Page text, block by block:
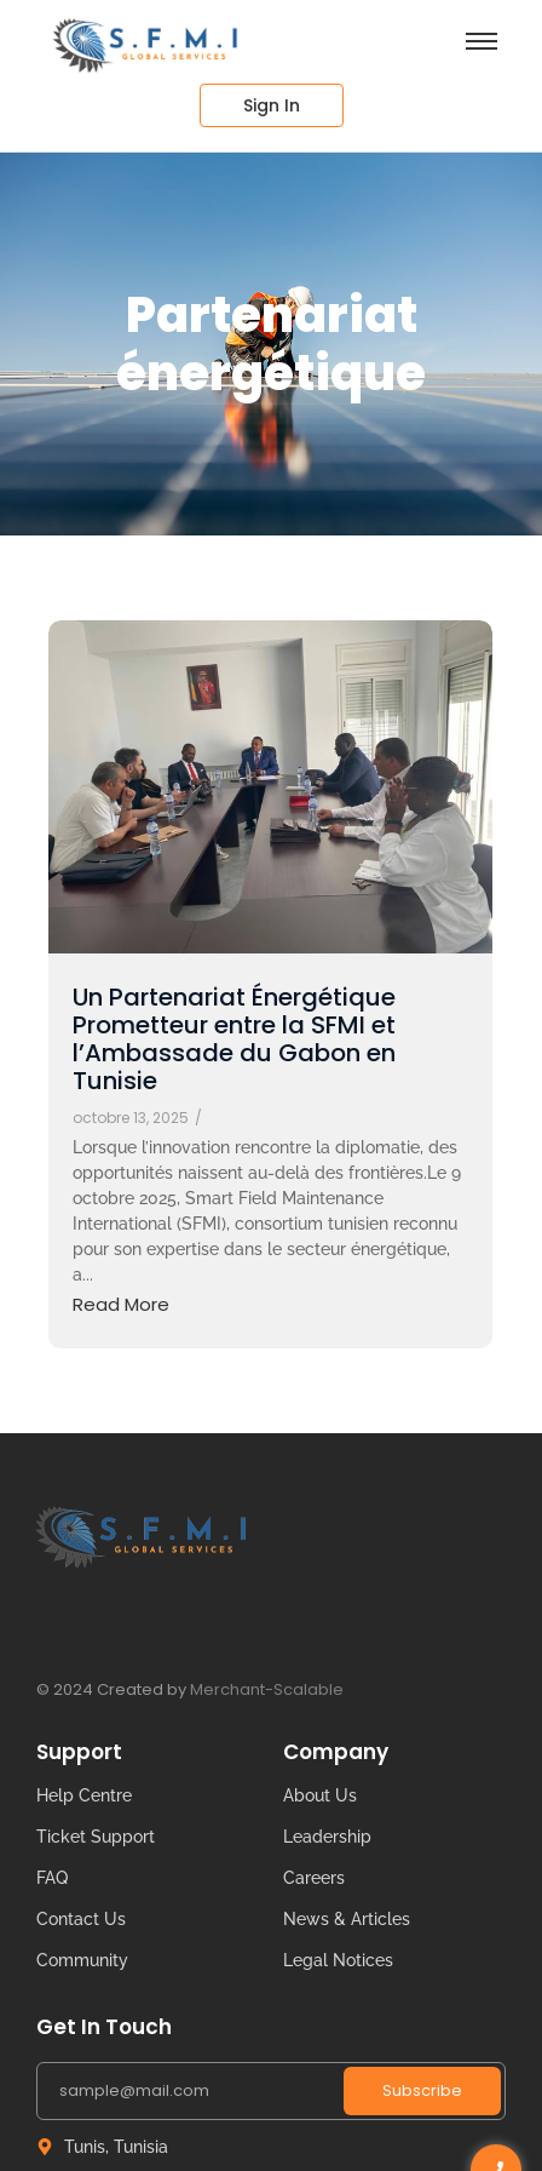
Sign In
Partenariat
énergétique
Un Partenariat Énergétique
Prometteur entre la SFMI et
l’Ambassade du Gabon en
Tunisie
octobre 13, 2025 /
Lorsque l’innovation rencontre la diplomatie, des
opportunités naissent au-delà des frontières.Le 9
octobre 2025, Smart Field Maintenance
International (SFMI), consortium tunisien reconnu
pour son expertise dans le secteur énergétique,
a...
Read More
© 2024 Created by Merchant-Scalable
Support
Help Centre
Ticket Support
FAQ
Contact Us
Community
Company
About Us
Leadership
Careers
News & Articles
Legal Notices
Get In Touch
Subscribe
Tunis, Tunisia